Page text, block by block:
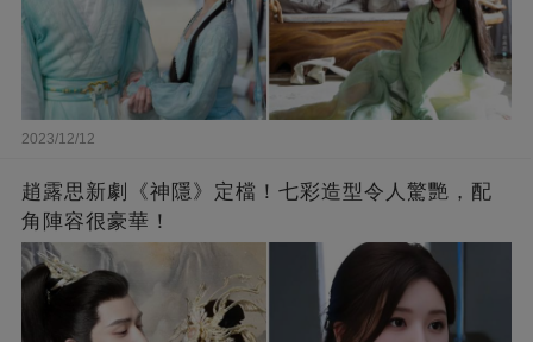
2023/12/12
趙露思新劇《神隱》定檔！七彩造型令人驚艷，配
角陣容很豪華！